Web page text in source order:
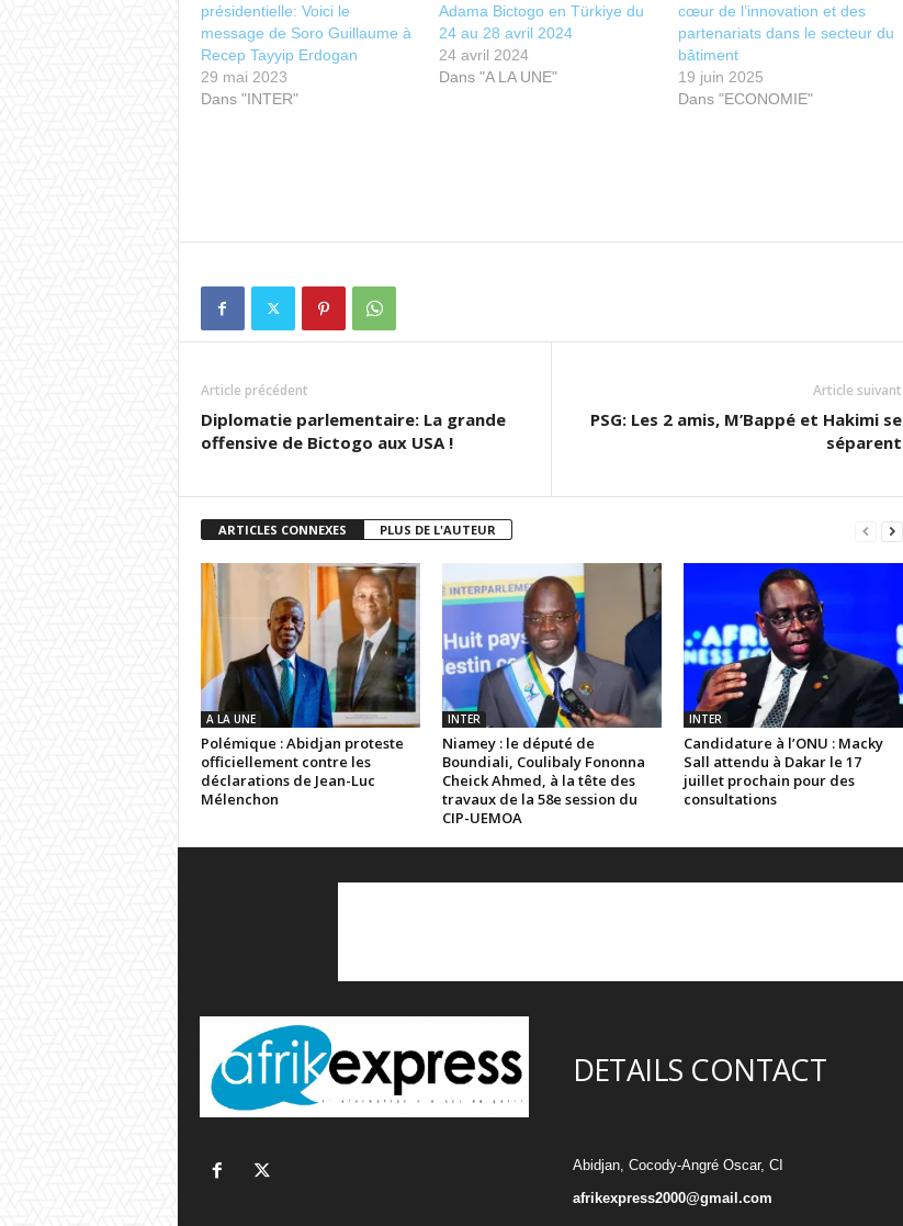
présidentielle: Voici le
message de Soro Guillaume à
Recep Tayyip Erdogan
29 mai 2023
Dans "INTER"
Adama Bictogo en Türkiye du
24 au 28 avril 2024
24 avril 2024
Dans "A LA UNE"
cœur de l’innovation et des
partenariats dans le secteur du
bâtiment
19 juin 2025
Dans "ECONOMIE"
Article précédent
Diplomatie parlementaire: La grande
offensive de Bictogo aux USA !
Article suivant
PSG: Les 2 amis, M’Bappé et Hakimi se
séparent
ARTICLES CONNEXES PLUS DE L'AUTEUR
A LA UNE
Polémique : Abidjan proteste
officiellement contre les
déclarations de Jean-Luc
Mélenchon
INTER
Niamey : le député de
Boundiali, Coulibaly Fononna
Cheick Ahmed, à la tête des
travaux de la 58e session du
CIP-UEMOA
INTER
Candidature à l’ONU : Macky
Sall attendu à Dakar le 17
juillet prochain pour des
consultations
DETAILS CONTACT
Abidjan, Cocody-Angré Oscar, CI
afrikexpress2000@gmail.com